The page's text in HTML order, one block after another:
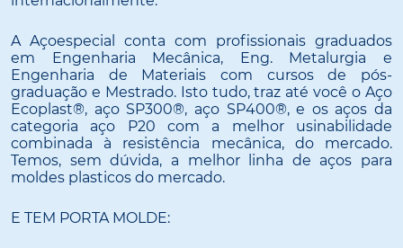
A Açoespecial conta com profissionais graduados
em Engenharia Mecânica, Eng. Metalurgia e
Engenharia de Materiais com cursos de pós-
graduação e Mestrado. Isto tudo, traz até você o Aço
Ecoplast®, aço SP300®, aço SP400®, e os aços da
categoria aço P20 com a melhor usinabilidade
combinada à resistência mecânica, do mercado.
Temos, sem dúvida, a melhor linha de aços para
moldes plasticos do mercado.
E TEM PORTA MOLDE: